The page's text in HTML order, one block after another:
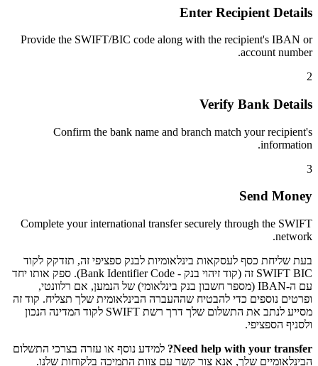
Enter Recipient Details
Provide the SWIFT/BIC code along with the recipient's IBAN or
account number.
2
Verify Bank Details
Confirm the bank name and branch match your recipient's
information.
3
Send Money
Complete your international transfer securely through the SWIFT
network.
בעת שליחת כסף לעסקאות בינלאומיות לבנק ספציפי זה, תזדקק לקוד
SWIFT BIC זה (קוד זיהוי בנק - Bank Identifier Code). ספק אותו יחד
עם ה-IBAN (מספר חשבון בנק בינלאומי) של הנמען, אם רלוונטי,
ופרטים נוספים כדי להבטיח שההעברה הבינלאומית שלך תצליח. קוד זה
מסייע לנתב את התשלום שלך דרך רשת SWIFT לקוד המדינה הנכון
ולסניף הספציפי.
Need help with your transfer?
למידע נוסף או עזרה בצרכי התשלום
הבינלאומיים שלך, אנא צור קשר עם צוות התמיכה בלקוחות שלנו.